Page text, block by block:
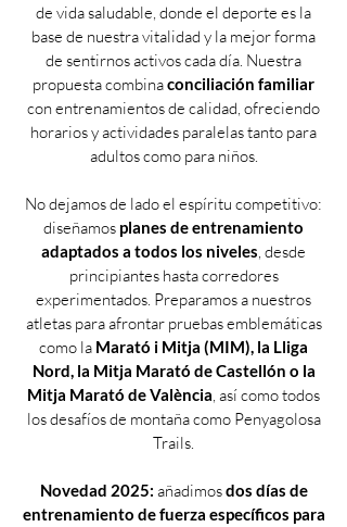
de vida saludable, donde el deporte es la
base de nuestra vitalidad y la mejor forma
de sentirnos activos cada día. Nuestra
propuesta combinaconciliación familiar
con entrenamientos de calidad, ofreciendo
horarios y actividades paralelas tanto para
adultos como para niños.
No dejamos de lado el espíritu competitivo:
diseñamos planes de entrenamiento
adaptados a todos los niveles, desde
principiantes hasta corredores
experimentados. Preparamos a nuestros
atletas para afrontar pruebas emblemáticas
como la Marató i Mitja (MIM), la Lliga
Nord, la Mitja Marató de Castellón o la
Mitja Marató de València, así como todos
los desafíos de montaña como Penyagolosa
Trails.
Novedad 2025: añadimosdos días de
entrenamiento de fuerza específicos para